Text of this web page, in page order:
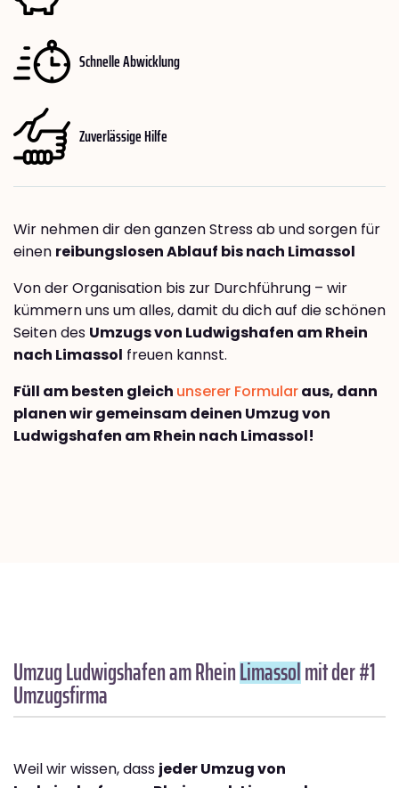
Schnelle Abwicklung
Zuverlässige Hilfe
Wir nehmen dir den ganzen Stress ab und sorgen für
einen reibungslosen Ablauf bis nach Limassol
Von der Organisation bis zur Durchführung – wir
kümmern uns um alles, damit du dich auf die schönen
Seiten des Umzugs von Ludwigshafen am Rhein
nach Limassol freuen kannst.
Füll am besten gleich unserer Formularaus, dann
planen wir gemeinsam deinen Umzug von
Ludwigshafen am Rhein nach Limassol!
Umzug Ludwigshafen am RheinLimassolmit der #1
Umzugsfirma
Weil wir wissen, dass jeder Umzug von